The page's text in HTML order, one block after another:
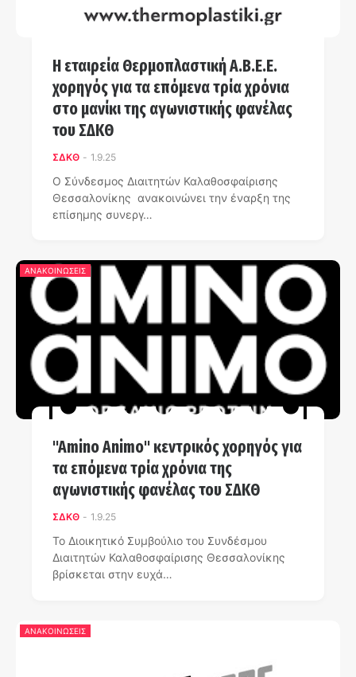
Η εταιρεία Θερμοπλαστική Α.Β.Ε.Ε.
χορηγός για τα επόμενα τρία χρόνια
στo μανίκι της αγωνιστικής φανέλας
του ΣΔΚΘ
ΣΔΚΘ - 1.9.25
Ο Σύνδεσμος Διαιτητών Καλαθοσφαίρισης
Θεσσαλονίκης ανακοινώνει την έναρξη της
επίσημης συνεργ…
ΑΝΑΚΟΙΝΩΣΕΙΣ
"Amino Animo" κεντρικός χορηγός για
τα επόμενα τρία χρόνια της
αγωνιστικής φανέλας του ΣΔΚΘ
ΣΔΚΘ - 1.9.25
Το Διοικητικό Συμβούλιο του Συνδέσμου
Διαιτητών Καλαθοσφαίρισης Θεσσαλονίκης
βρίσκεται στην ευχά…
ΑΝΑΚΟΙΝΩΣΕΙΣ